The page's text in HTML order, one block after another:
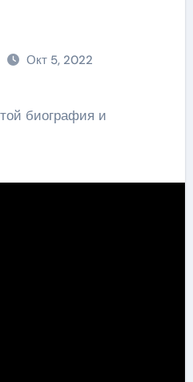
Окт 5, 2022